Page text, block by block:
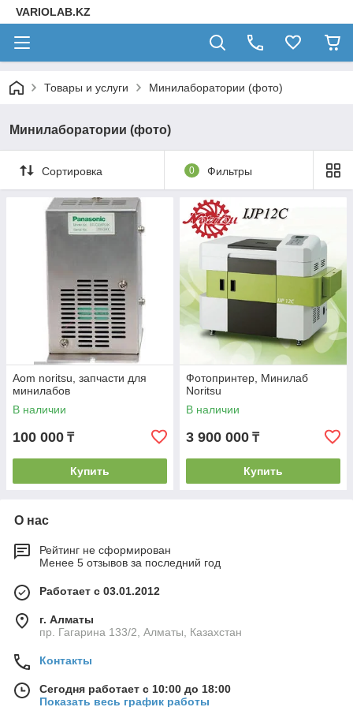
VARIOLAB.KZ
Товары и услуги Минилаборатории (фото)
Минилаборатории (фото)
Сортировка 0 Фильтры
Aom noritsu, запчасти для
минилабов
В наличии
100 000 ₸
Купить
Фотопринтер, Минилаб
Noritsu
В наличии
3 900 000 ₸
Купить
О нас
Рейтинг не сформирован
Менее 5 отзывов за последний год
Работает с 03.01.2012
г. Алматы
пр. Гагарина 133/2, Алматы, Казахстан
Контакты
Сегодня работает с 10:00 до 18:00
Показать весь график работы